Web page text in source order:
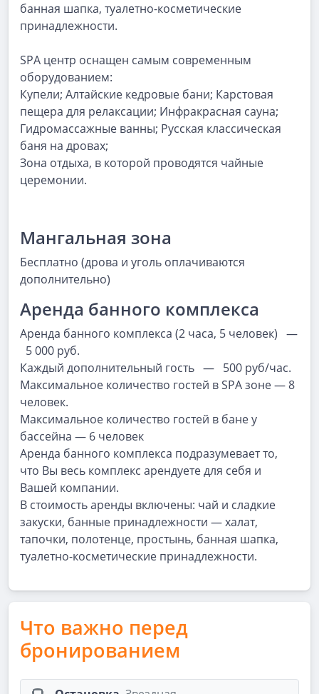
банная шапка, туалетно-косметические
принадлежности.
SPA центр оснащен самым современным
оборудованием:
Купели; Алтайские кедровые бани; Карстовая
пещера для релаксации; Инфракрасная сауна;
Гидромассажные ванны; Русская классическая
баня на дровах;
Зона отдыха, в которой проводятся чайные
церемонии.
Мангальная зона
Бесплатно (дрова и уголь оплачиваются
дополнительно)
Аренда банного комплекса
Аренда банного комплекса (2 часа, 5 человек) —
5 000 руб.
Каждый дополнительный гость — 500 руб/час.
Максимальное количество гостей в SPA зоне — 8
человек.
Максимальное количество гостей в бане у
бассейна — 6 человек
Аренда банного комплекса подразумевает то,
что Вы весь комплекс арендуете для себя и
Вашей компании.
В стоимость аренды включены: чай и сладкие
закуски, банные принадлежности — халат,
тапочки, полотенце, простынь, банная шапка,
туалетно-косметические принадлежности.
Что важно перед
бронированием